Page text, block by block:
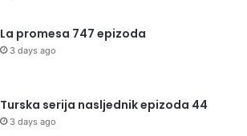
La promesa 747 epizoda
3 days ago
Turska serija nasljednik epizoda 44
3 days ago